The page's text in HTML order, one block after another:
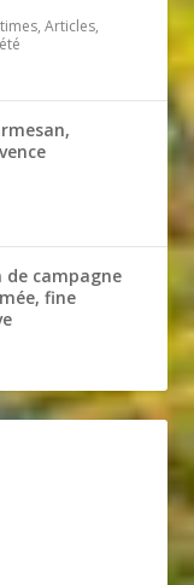
Articles,
de campagne
fine